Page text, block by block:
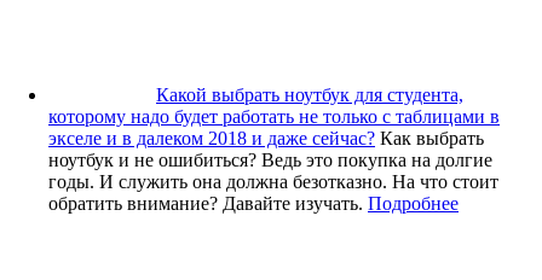
Какой выбрать ноутбук для студента,
которому надо будет работать не только с таблицами в
экселе и в далеком 2018 и даже сейчас? Как выбрать
ноутбук и не ошибиться? Ведь это покупка на долгие
годы. И служить она должна безотказно. На что стоит
обратить внимание? Давайте изучать. Подробнее